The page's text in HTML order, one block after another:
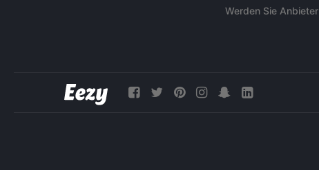
Werden Sie Anbieter